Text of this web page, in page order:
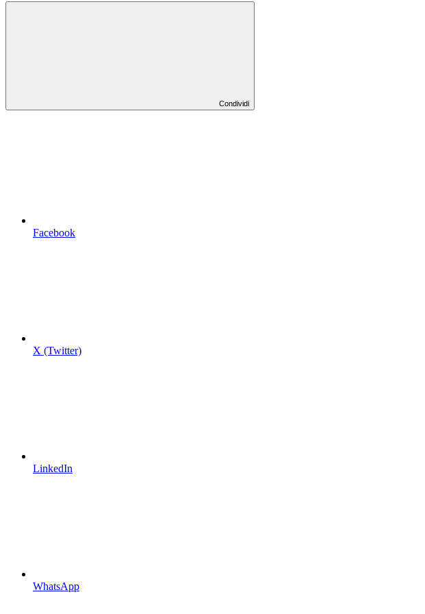
Condividi
Facebook
X (Twitter)
LinkedIn
WhatsApp